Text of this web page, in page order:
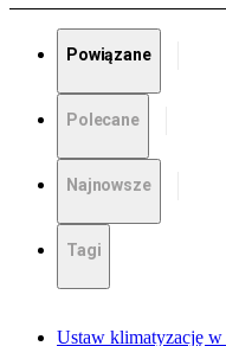
Powiązane
Polecane
Najnowsze
Tagi
Ustaw klimatyzację w